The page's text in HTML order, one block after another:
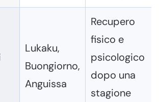
Lukaku,
Buongiorno,
Anguissa
Recupero
fisico e
psicologico
dopo una
stagione